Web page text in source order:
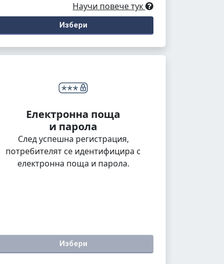
Научи повече тук
Избери
Електронна поща
и парола
След успешна регистрация,
потребителят се идентифицира с
електронна поща и парола.
Избери